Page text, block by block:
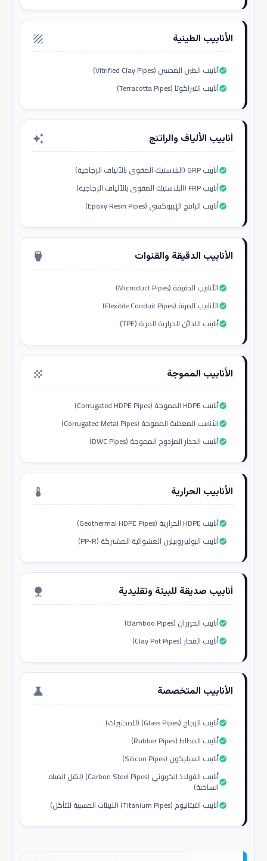
الأنابيب الطينية texture
أنابيب الطين المحسن (Vitrified Clay Pipes)check_circle
أنابيب التيراكوتا (Terracotta Pipes)check_circle
أنابيب الألياف والراتنج auto_awesome
أنابيب GRP (البلاستيك المقوى بالألياف الزجاجية)check_circle
أنابيب FRP (البلاستيك المقوى بالألياف الزجاجية)check_circle
أنابيب الراتنج الإيبوكسي (Epoxy Resin Pipes)check_circle
الأنابيب الدقيقة والقنوات settings_input_hdmi
الأنابيب الدقيقة (Microduct Pipes)check_circle
الأنابيب المرنة (Flexible Conduit Pipes)check_circle
أنابيب اللدائن الحرارية المرنة (TPE)check_circle
الأنابيب المموجة grain
أنابيب HDPE المموجة (Corrugated HDPE Pipes)check_circle
الأنابيب المعدنية المموجة (Corrugated Metal Pipes)check_circle
أنابيب الجدار المزدوج المموجة (DWC Pipes)check_circle
الأنابيب الحرارية thermostat
أنابيب HDPE الحرارية (Geothermal HDPE Pipes)check_circle
أنابيب البوليبروبيلين العشوائية المشتركة (PP-R)check_circle
أنابيب صديقة للبيئة وتقليدية nature
أنابيب الخيزران (Bamboo Pipes)check_circle
أنابيب الفخار (Clay Pot Pipes)check_circle
الأنابيب المتخصصة science
أنابيب الزجاج (Glass Pipes) (للمختبرات)check_circle
أنابيب المطاط (Rubber Pipes)check_circle
أنابيب السيليكون (Silicon Pipes)check_circle
أنابيب الفولاذ الكربوني (Carbon Steel Pipes) (لنقل المياه
الساخنة)check_circle
أنابيب التيتانيوم (Titanium Pipes) (للبيئات المسببة للتآكل)check_circle